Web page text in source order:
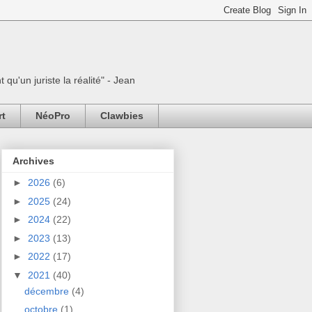
qu'un juriste la réalité" - Jean
NéoPro Clawbies
Archives
► 2026 (6)
► 2025 (24)
► 2024 (22)
► 2023 (13)
► 2022 (17)
▼ 2021 (40)
décembre (4)
octobre (1)